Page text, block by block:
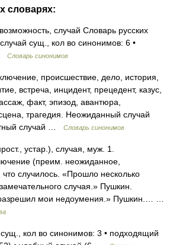
словарях:
случай Словарь русских
сущ., кол во синонимов: 6 •
Словарь синонимов
происшествие, дело, история,
встреча, инцидент, прецедент, казус,
факт, эпизод, авантюра,
трагедия. Неожиданный случай
случай …
Словарь синонимов
устар.), случая, муж. 1.
(преим. неожиданное,
случилось. «Прошло несколько
случая.» Пушкин.
мои недоумения.» Пушкин.… …
кол во синонимов: 3 • подходящий